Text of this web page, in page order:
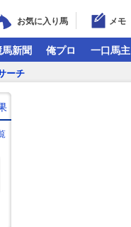
お気に入り馬 メモ
新聞 俺プロ 一口馬主
ーチ